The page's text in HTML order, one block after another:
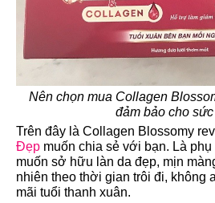
Nên chọn mua Collagen
đảm bảo cho
Trên đây là Collagen Blossomy
Đẹp muốn chia sẻ với bạn. Là
muốn sở hữu làn da đẹp, mịn
nhiên theo thời gian trôi đi, không
mãi tuổi thanh xuân.